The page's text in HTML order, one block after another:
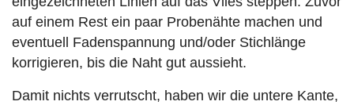
auf einem Rest ein paar Probenähte machen und
eventuell Fadenspannung und/oder Stichlänge
korrigieren, bis die Naht gut aussieht.
Damit nichts verrutscht, haben wir die untere Kante,